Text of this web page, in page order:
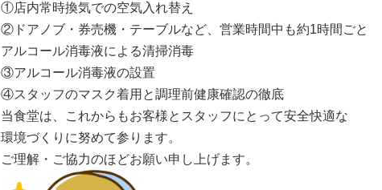
①店内常時換気での空気入れ替え
②ドアノブ・券売機・テーブルなど、営業時間中も約1時間ごと
アルコール消毒液による清掃消毒
③アルコール消毒液の設置
④スタッフのマスク着用と調理前健康確認の徹底
当食堂は、これからもお客様とスタッフにとって安全快適な
環境づくりに努めて参ります。
ご理解・ご協力のほどお願い申し上げます。